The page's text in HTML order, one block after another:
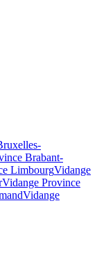
Brabant-
LimbourgVidange
Vidange Province
Vidange